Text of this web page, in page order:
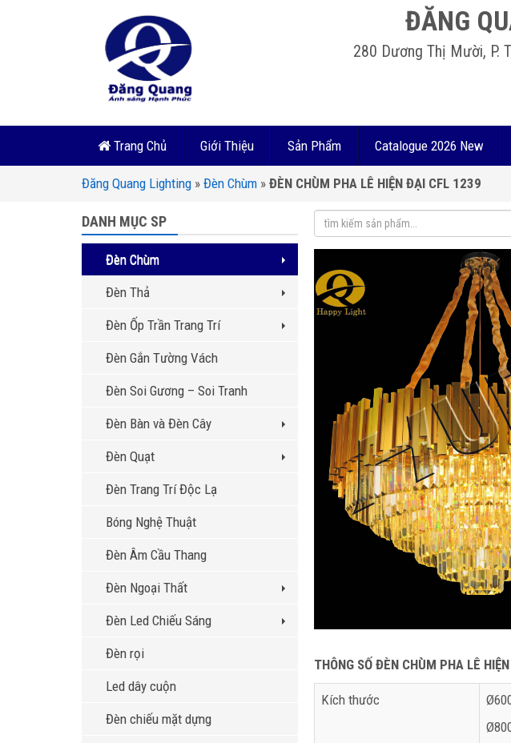
ĐĂNG
280 Dương Thị Mười, P.
Trang Chủ Giới Thiệu Sản Phẩm Catalogue 2026 New
Đăng Quang Lighting » Đèn Chùm » ĐÈN CHÙM PHA LÊ HIỆN ĐẠI CFL 1239
THÔNG SỐ ĐÈN CHÙM PHA LÊ
Kích thước
DANH MỤC SP
Đèn Chùm
Đèn Thả
Đèn Ốp Trần Trang Trí
Đèn Gắn Tường Vách
Đèn Soi Gương – Soi Tranh
Đèn Bàn và Đèn Cây
Đèn Quạt
Đèn Trang Trí Độc Lạ
Bóng Nghệ Thuật
Đèn Âm Cầu Thang
Đèn Ngoại Thất
Đèn Led Chiếu Sáng
Đèn rọi
Led dây cuộn
Đèn chiếu mặt dựng